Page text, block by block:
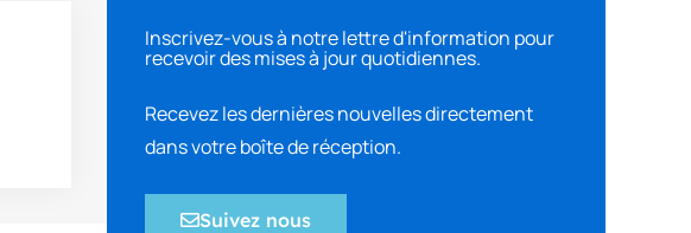
Inscrivez-vous à notre lettre d'information pour
recevoir des mises à jour quotidiennes.
Recevez les dernières nouvelles directement
dans votre boîte de réception.
Suivez nous